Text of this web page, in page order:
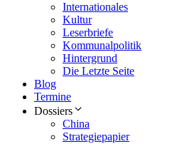
Internationales
Kultur
Leserbriefe
Kommunalpolitik
Hintergrund
Die Letzte Seite
Blog
Termine
Dossiers
China
Strategiepapier